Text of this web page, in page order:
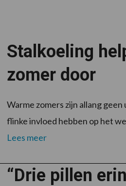
Stalkoeling
zomer door
Warme zomers zijn allang
flinke invloed hebben op het
Lees meer
“Drie pillen